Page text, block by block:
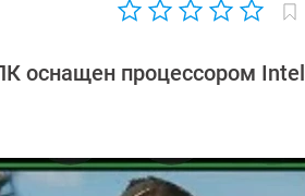
оснащен процессором Intel